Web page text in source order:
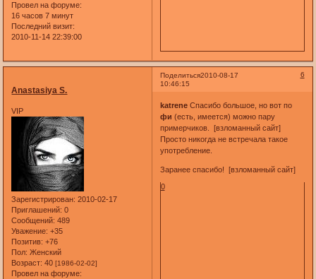
Провел на форуме:
16 часов 7 минут
Последний визит:
2010-11-14 22:39:00
Поделиться 6
2010-08-17
10:46:15
Anastasiya S.
VIP
Зарегистрирован: 2010-02-17
Приглашений: 0
Сообщений: 489
Уважение: +35
Позитив: +76
Пол: Женский
Возраст: 40[1986-02-02]
Провел на форуме:
katreneСпасибо большое, но вот по
фи (есть, имеется) можно пару
примерчиков. [взломанный сайт]
Просто никогда не встречала такое
употребление.
Заранее спасибо! [взломанный сайт]
0